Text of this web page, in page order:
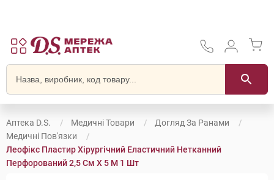
Аптека D.S. Медичні Товари
Догляд За Ранами
Медичні Пов'язки
Леофікс Пластир Хірургічний Еластичний Нетканний
Перфорований 2,5 См Х 5 М 1 Шт